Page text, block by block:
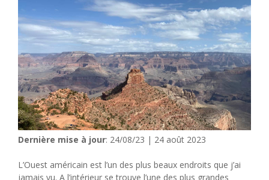
Dernière mise à jour: 24/08/23 | 24 août 2023
L’Ouest américain est l’un des plus beaux endroits que j’ai
jamais vu. A l’intérieur se trouve l’une des plus grandes